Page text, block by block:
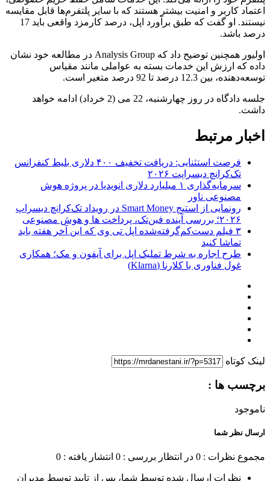
اعتماد کاربر و امنیت بیشتر هستند که با سایر پلتفرم‌ها قابل مقایسه
نیستند. او گفت که طبق برآورد اپل، درصد کارمزد واقعی باید 17
درصد باشد.
اولیور همچنین توضیح داد که Analysis Group در مطالعه خود نشان
داده که ارزش این خدمات بسته به عواملی مانند مقیاس
توسعه‌دهنده، بین 12.3 درصد تا 92 درصد متغیر است.
جلسه دادگاه در روز چهارشنبه، 22 می (2 خرداد) ادامه خواهد
داشت.
اخبار مرتبط
فرصت استثنایی: دریافت تخفیف ۴۰۰ دلاری بلیط کنفرانس
تک‌کرانچ دیسراپت ۲۰۲۶
سرمایه‌گذاری ۱ میلیارد دلاری انویدیا در پروژه هوش
مصنوعی ناور
رونمایی از استیج Smart Money در رویداد تک‌کرانچ دیسراپ
۲۰۲۶؛ بررسی آینده فین‌تک، پرداخت‌ ها و هوش مصنوعی
۳ فیلم دست‌کم‌گرفته‌شده اپل تی وی که این آخر هفته باید
تماشا کنید
طرح اجاره به شرط تملیک اپل برای آیفون و مک؛ همکاری
غول فناوری با کلارنا (Klarna)
لینک کوتاه
برچسب ها :
ناموجود
ارسال نظر شما
مجموع نظرات : 0 در انتظار بررسی : 0 انتشار یافته : 0
نظرات ارسال شده توسط شما، پس از تایید توسط مدیران